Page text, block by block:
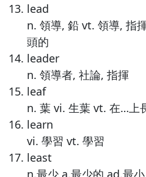
lead
n. 領導, 鉛 vt. 領導, 指
頭的
leader
n. 領導者, 社論, 指揮
leaf
n. 葉 vi. 生葉 vt. 在…上
learn
vi. 學習 vt. 學習
least
n.最少 a.最少的 ad.最小